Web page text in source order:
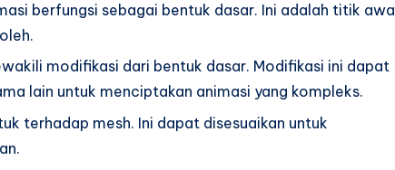
berfungsi sebagai bentuk dasar. Ini adalah titik awal
modifikasi dari bentuk dasar. Modifikasi ini dapat
lain untuk menciptakan animasi yang kompleks.
terhadap mesh. Ini dapat disesuaikan untuk